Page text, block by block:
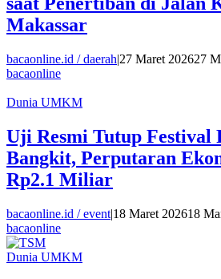
Makassar
bacaonline.id / daerah|27 Maret 202627
bacaonline
Dunia UMKM
Uji Resmi Tutup Festival
Bangkit, Perputaran
Rp2.1 Miliar
bacaonline.id / event|18 Maret 202618
bacaonline
Dunia UMKM